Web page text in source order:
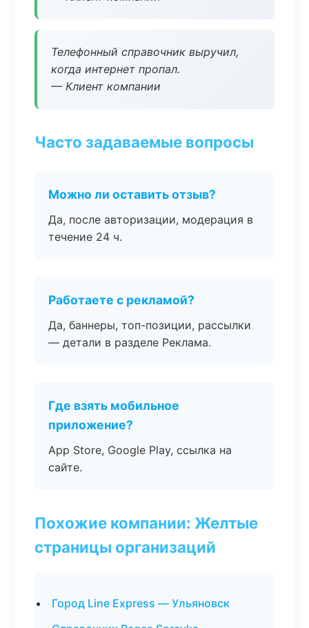
Телефонный справочник выручил,
когда интернет пропал.
— Клиент компании
Часто задаваемые вопросы
Можно ли оставить отзыв?
Да, после авторизации, модерация в
течение 24 ч.
Работаете с рекламой?
Да, баннеры, топ-позиции, рассылки
— детали в разделе Реклама.
Где взять мобильное
приложение?
App Store, Google Play, ссылка на
сайте.
Похожие компании: Желтые
страницы организаций
Город Line Express — Ульяновск